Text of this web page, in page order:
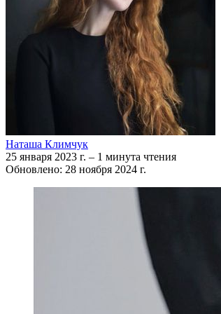
Наташа Климчук
25 января 2023 г. – 1 минута чтения
Обновлено: 28 ноября 2024 г.